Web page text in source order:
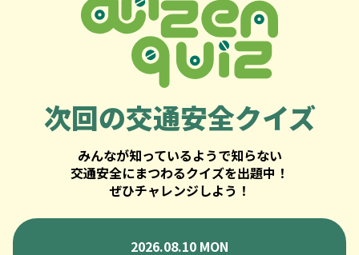
次回の交通安全クイズ
みんなが知っているようで知らない
交通安全にまつわるクイズを出題中！
ぜひチャレンジしよう！
2026.08.10 MON